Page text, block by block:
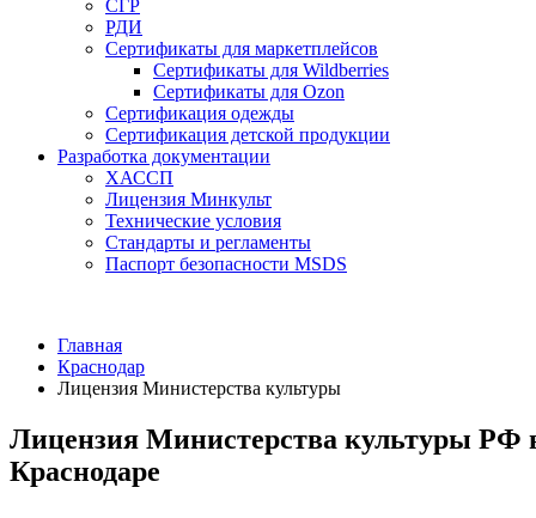
СГР
РДИ
Сертификаты для маркетплейсов
Сертификаты для Wildberries
Сертификаты для Ozon
Сертификация одежды
Сертификация детской продукции
Разработка документации
ХАССП
Лицензия Минкульт
Технические условия
Стандарты и регламенты
Паспорт безопасности MSDS
Главная
Краснодар
Лицензия Министерства культуры
Лицензия Министерства культуры РФ
Краснодаре